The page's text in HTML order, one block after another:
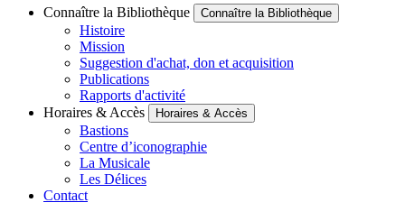
Connaître la Bibliothèque Connaître la Bibliothèque
Histoire
Mission
Suggestion d'achat, don et acquisition
Publications
Rapports d'activité
Horaires & Accès
Horaires & Accès
Bastions
Centre d’iconographie
La Musicale
Les Délices
Contact